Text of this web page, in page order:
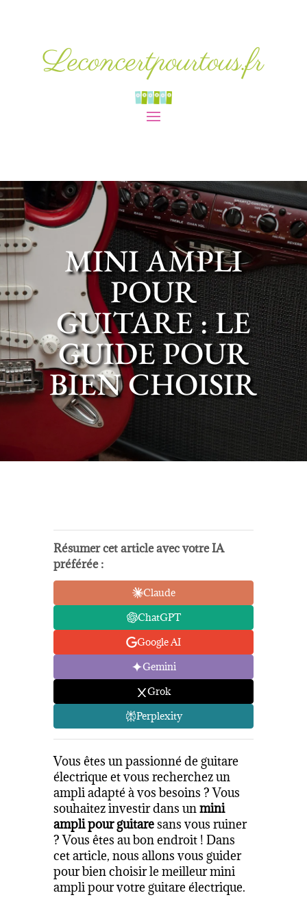
Leconcertpourtous.fr
MINI AMPLI
POUR
GUITARE : LE
GUIDE POUR
BIEN CHOISIR
Résumer cet article avec votre IA
préférée :
Claude
ChatGPT
Google AI
Gemini
Grok
Perplexity
Vous êtes un passionné de guitare
électrique et vous recherchez un
ampli adapté à vos besoins ? Vous
souhaitez investir dans unmini
ampli pour guitaresans vous ruiner
? Vous êtes au bon endroit ! Dans
cet article, nous allons vous guider
pour bien choisir le meilleur mini
ampli pour votre guitare électrique.